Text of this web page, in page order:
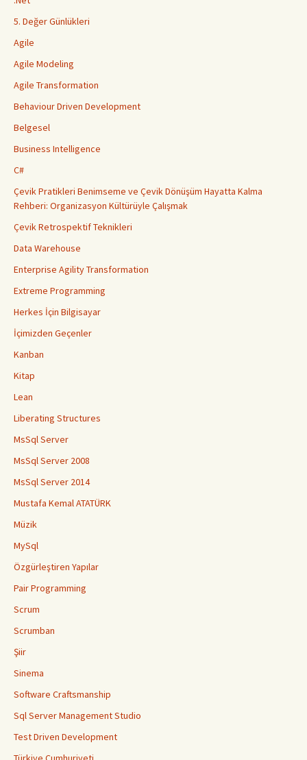
5. Değer Günlükleri
Agile
Agile Modeling
Agile Transformation
Behaviour Driven Development
Belgesel
Business Intelligence
C#
Çevik Pratikleri Benimseme ve Çevik Dönüşüm Hayatta Kalma
Rehberi: Organizasyon Kültürüyle Çalışmak
Çevik Retrospektif Teknikleri
Data Warehouse
Enterprise Agility Transformation
Extreme Programming
Herkes İçin Bilgisayar
İçimizden Geçenler
Kanban
Kitap
Lean
Liberating Structures
MsSql Server
MsSql Server 2008
MsSql Server 2014
Mustafa Kemal ATATÜRK
Müzik
MySql
Özgürleştiren Yapılar
Pair Programming
Scrum
Scrumban
Şiir
Sinema
Software Craftsmanship
Sql Server Management Studio
Test Driven Development